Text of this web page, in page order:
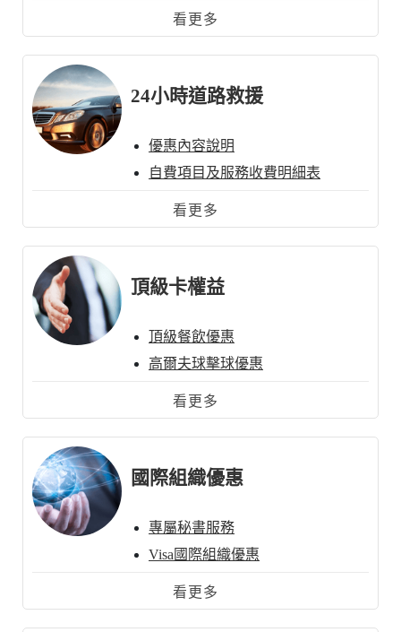
洗車服務
高鐵車廂優惠
看更多
24小時道路救援
優惠內容說明
自費項目及服務收費明細表
看更多
頂級卡權益
頂級餐飲優惠
高爾夫球擊球優惠
環宇尊榮禮遇通關
環宇商務禮遇通關
看更多
國際組織優惠
專屬秘書服務
Visa國際組織優惠
MasterCard國際組織優惠
JCB國際組織優惠
看更多